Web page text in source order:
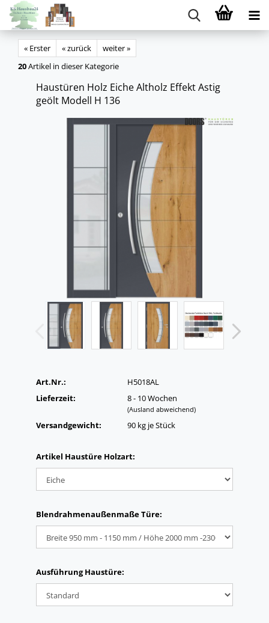
« Erster « zurück
weiter »
20Artikel in dieser Kategorie
Haus­tü­ren Holz Eiche Alt­holz Ef­fekt Astig
geölt Mo­dell H 136
Art.Nr.:
H5018AL
Lieferzeit:
8 - 10 Wochen
(Ausland abweichend)
Versandgewicht: 90kg je Stück
Artikel Haustüre Holzart:
Blendrahmenaußenmaße Türe:
Ausführung Haustüre: